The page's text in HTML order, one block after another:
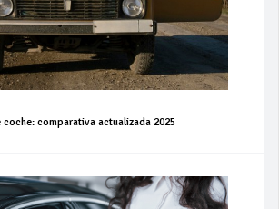
comparativa actualizada 2025